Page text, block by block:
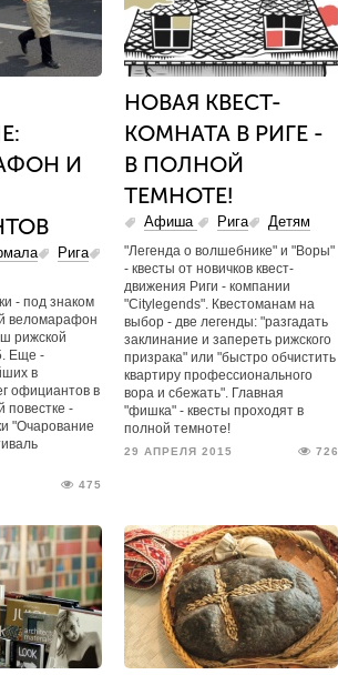
И
Рига
- под знаком
веломарафон
рижской
Еще -
в
официантов в
повестке -
"Очарование
475
НОВАЯ КВЕСТ-
КОМНАТА В РИГЕ -
В ПОЛНОЙ
ТЕМНОТЕ!
Афиша Рига Детям
"Легенда о волшебнике" и "Воры"
- квесты от новичков квест-
движения Риги - компании
"Сitylegends". Квестоманам на
выбор - две легенды: "разгадать
заклинание и запереть рижского
призрака" или "быстро обчистить
квартиру профессионального
вора и сбежать". Главная
"фишка" - квесты проходят в
полной темноте!
29 АПРЕЛЯ 2015 726